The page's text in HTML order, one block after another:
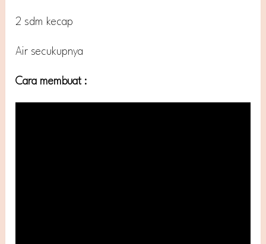
2 sdm kecap
Air secukupnya
Cara membuat :